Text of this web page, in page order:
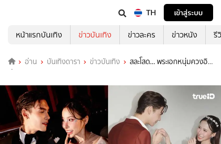
TH
เข้าสู่ระบบ
หน้าแรกบันเทิง
ข่าวบันเทิง ข่าวละคร ข่าวหนัง รี
อ่าน บันเทิงดารา ข่าวบันเทิง
สละโสด… พระเอกหนุ่มควงอิน
ฟลูสาวสวยฉลองสมรสสุดหวาน